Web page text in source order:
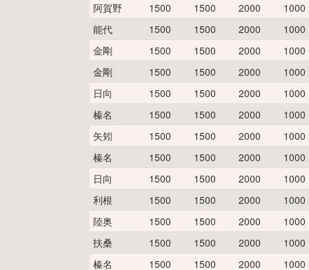
阿賀野
1500 1500 2000
1000
能代
1500 1500 2000
1000
金剛
1500 1500 2000
1000
金剛
1500 1500 2000
1000
日向
1500 1500 2000
1000
榛名
1500 1500 2000
1000
矢矧
1500 1500 2000
1000
榛名
1500 1500 2000
1000
日向
1500 1500 2000
1000
利根
1500 1500 2000
1000
陸奥
1500 1500 2000
1000
扶桑
1500 1500 2000
1000
榛名
1500 1500 2000
1000